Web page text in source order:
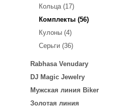
Кольца (17)
Комплекты (56)
Кулоны (4)
Серьги (36)
Rabhasa Venudary
DJ Magic Jewelry
Мужская линия Biker
Золотая линия